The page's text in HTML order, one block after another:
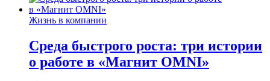
Жизнь в компании
Среда быстрого роста: три истории
о работе в «Магнит OMNI»